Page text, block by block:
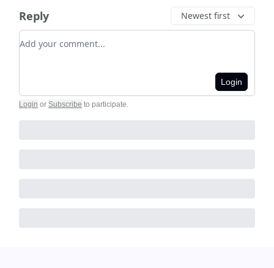
Reply Newest first
Add your comment
Login
Login or Subscribe to participate